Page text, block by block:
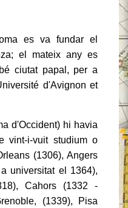
es va fundar el
el mateix any es
ciutat papal, per a
d'Avignon et
d'Occident) hi havia
vint-i-vuit studium o
(1306), Angers
universitat el 1364),
Cahors (1332 -
(1339), Pisa